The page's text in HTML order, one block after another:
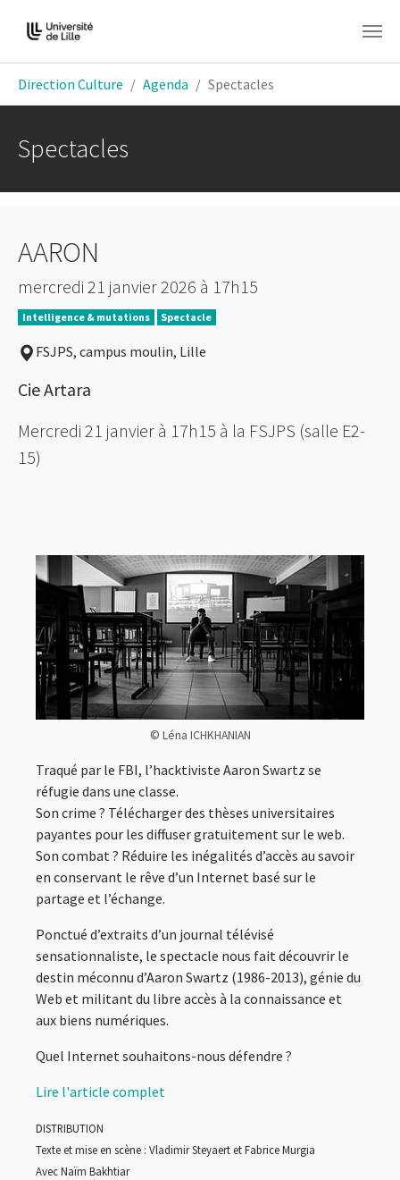
Direction Culture Agenda Spectacles
Spectacles
AARON
mercredi 21 janvier 2026 à 17h15
Intelligence & mutations Spectacle
FSJPS, campus moulin, Lille
Cie Artara
Mercredi 21 janvier à 17h15 à la FSJPS (salle E2-
15)
© Léna ICHKHANIAN
Traqué par le FBI, l’hacktiviste Aaron Swartz se
réfugie dans une classe.
Son crime ? Télécharger des thèses universitaires
payantes pour les diffuser gratuitement sur le web.
Son combat ? Réduire les inégalités d’accès au savoir
en conservant le rêve d’un Internet basé sur le
partage et l’échange.
Ponctué d’extraits d’un journal télévisé
sensationnaliste, le spectacle nous fait découvrir le
destin méconnu d’Aaron Swartz (1986-2013), génie du
Web et militant du libre accès à la connaissance et
aux biens numériques.
Quel Internet souhaitons-nous défendre ?
Lire l'article complet
DISTRIBUTION
Texte et mise en scène : Vladimir Steyaert et Fabrice Murgia
Avec Naïm Bakhtiar